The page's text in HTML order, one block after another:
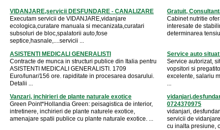
VIDANJARE,servicii DESFUNDARE - CANALIZARE
Executam servicii de VIDANJARE,vidanjare
ecologica,curatare manuala si mecanizata,curatari
subsoluri de bloc,spalatorii auto,fose
septice,hasnale,....servicii ...
Gratuit,
Cabinet nutritie
interesate de
determinarea
ASISTENTI MEDICALI GENERALISTI
Contracte de munca in structuri publice din Italia pentru
ASISTENTI MEDICALI GENERALISTI. 1709
Euro/lunar/156 ore. rapiditate in procesarea dosarului.
Detalii ...
Service auto situat
Service autorizat,
vopsitori si
excelente, salariu
...
Vanzari, inchirieri de plante naturale exotice
Green Point*Hollandia Green: peisagistica de interior,
intretinere, inchirieri de plante naturele exotice,
amenajare spatii publice cu plante naturale exotice. ...
0724370975
vidanjari,
servicii de
cu inalta presiune,